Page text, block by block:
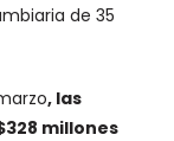
de 35
, las
millones